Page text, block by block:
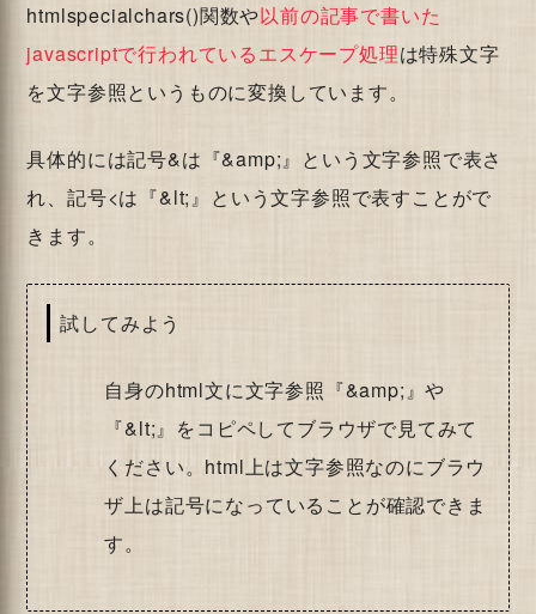
htmlspecialchars()関数や以前の記事で書いた
javascriptで行われているエスケープ処理は特殊文字
を文字参照というものに変換しています。
具体的には記号&は『&amp;』という文字参照で表さ
れ、記号<は『&lt;』という文字参照で表すことがで
きます。
試してみよう
自身のhtml文に文字参照『&amp;』や
『&lt;』をコピペしてブラウザで見てみて
ください。html上は文字参照なのにブラウ
ザ上は記号になっていることが確認できま
す。